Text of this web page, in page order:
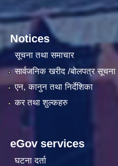
Notices
सूचना तथा समाचार
सार्वजनिक खरीद /बोलपत्र सूचना
एन, कानुन तथा निर्देशिका
कर तथा शुल्कहरु
eGov services
घटना दर्ता